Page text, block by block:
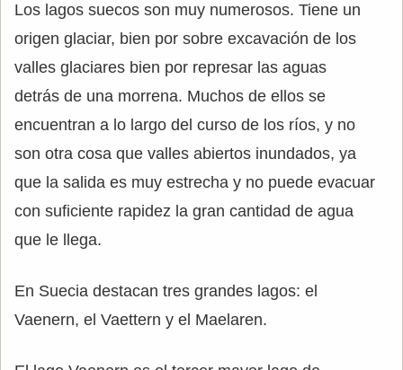
Los lagos suecos son muy numerosos. Tiene un
origen glaciar, bien por sobre excavación de los
valles glaciares bien por represar las aguas
detrás de una morrena. Muchos de ellos se
encuentran a lo largo del curso de los ríos, y no
son otra cosa que valles abiertos inundados, ya
que la salida es muy estrecha y no puede evacuar
con suficiente rapidez la gran cantidad de agua
que le llega.
En Suecia destacan tres grandes lagos: el
Vaenern, el Vaettern y el Maelaren.